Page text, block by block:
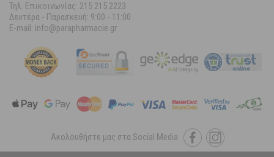
Τηλ. Επικοινωνίας: 215 215 2223
Δευτέρα - Παρασκευή: 9:00 - 11:00
E-mail: info@parapharmacie.gr
Ακολουθήστε μας στα Social Media